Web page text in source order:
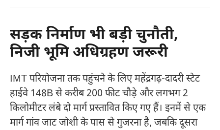
सड़क निर्माण भी बड़ी चुनौती,
निजी भूमि अधिग्रहण जरूरी
IMT परियोजना तक पहुंचने के लिए महेंद्रगढ़-दादरी स्टेट
हाईवे 148B से करीब 200 फीट चौड़े और लगभग 2
किलोमीटर लंबे दो मार्ग प्रस्तावित किए गए हैं। इनमें से एक
मार्ग गांव जाट जोशी के पास से गुजरना है, जबकि दूसरा